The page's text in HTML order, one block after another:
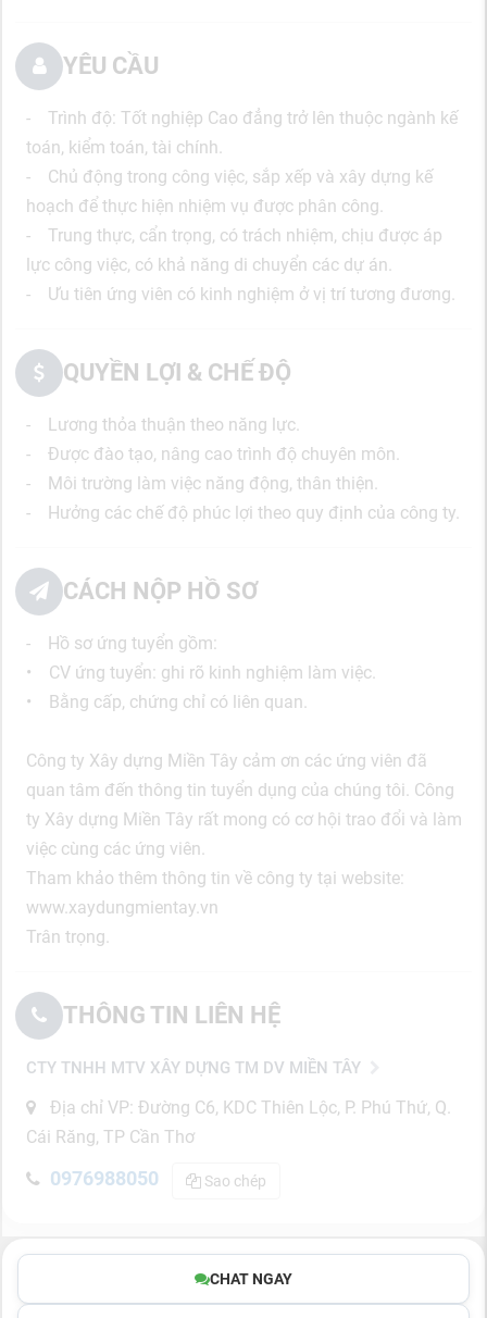
YÊU CẦU
- Trình độ: Tốt nghiệp Cao đẳng trở lên thuộc ngành kế
toán, kiểm toán, tài chính.
- Chủ động trong công việc, sắp xếp và xây dựng kế
hoạch để thực hiện nhiệm vụ được phân công.
- Trung thực, cẩn trọng, có trách nhiệm, chịu được áp
lực công việc, có khả năng di chuyển các dự án.
- Ưu tiên ứng viên có kinh nghiệm ở vị trí tương đương.
QUYỀN LỢI & CHẾ ĐỘ
- Lương thỏa thuận theo năng lực.
- Được đào tạo, nâng cao trình độ chuyên môn.
- Môi trường làm việc năng động, thân thiện.
- Hưởng các chế độ phúc lợi theo quy định của công ty.
CÁCH NỘP HỒ SƠ
- Hồ sơ ứng tuyển gồm:
• CV ứng tuyển: ghi rõ kinh nghiệm làm việc.
• Bằng cấp, chứng chỉ có liên quan.
Công ty Xây dựng Miền Tây cảm ơn các ứng viên đã
quan tâm đến thông tin tuyển dụng của chúng tôi. Công
ty Xây dựng Miền Tây rất mong có cơ hội trao đổi và làm
việc cùng các ứng viên.
Tham khảo thêm thông tin về công ty tại website:
www.xaydungmientay.vn
Trân trọng.
THÔNG TIN LIÊN HỆ
CTY TNHH MTV XÂY DỰNG TM DV MIỀN TÂY
Địa chỉ VP: Đường C6, KDC Thiên Lộc, P. Phú Thứ, Q.
Cái Răng, TP Cần Thơ
0976988050 Sao chép
CHAT NGAY